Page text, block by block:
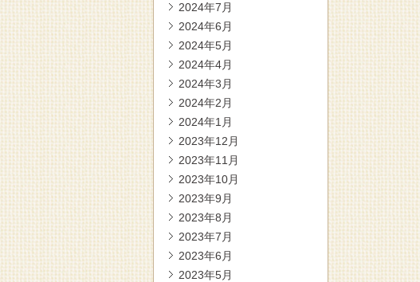
2024年7月
2024年6月
2024年5月
2024年4月
2024年3月
2024年2月
2024年1月
2023年12月
2023年11月
2023年10月
2023年9月
2023年8月
2023年7月
2023年6月
2023年5月